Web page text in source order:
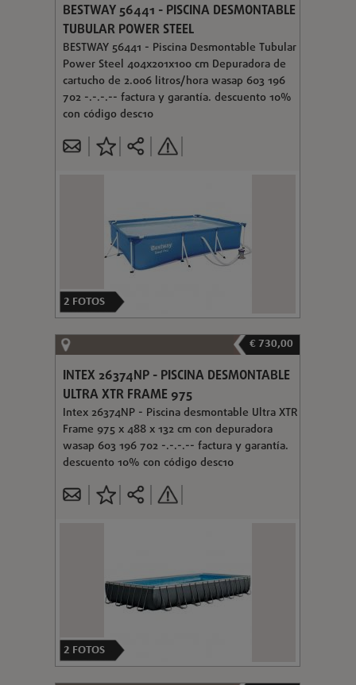
BESTWAY 56441 - PISCINA DESMONTABLE
TUBULAR POWER STEEL
BESTWAY 56441 - Piscina Desmontable Tubular
Power Steel 404x201x100 cm Depuradora de
cartucho de 2.006 litros/hora wasap 603 196
702 -.-.-.-- factura y garantía. descuento 10%
con código desc10
2 FOTOS
€ 730,00
INTEX 26374NP - PISCINA DESMONTABLE
ULTRA XTR FRAME 975
Intex 26374NP - Piscina desmontable Ultra XTR
Frame 975 x 488 x 132 cm con depuradora
wasap 603 196 702 -.-.-.-- factura y garantía.
descuento 10% con código desc10
2 FOTOS